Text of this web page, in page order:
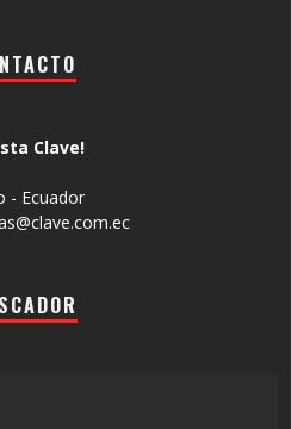
Clave!
- Ecuador